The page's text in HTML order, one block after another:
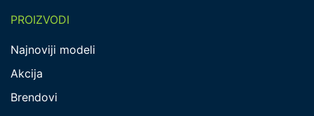
PROIZVODI
Najnoviji modeli
Akcija
Brendovi